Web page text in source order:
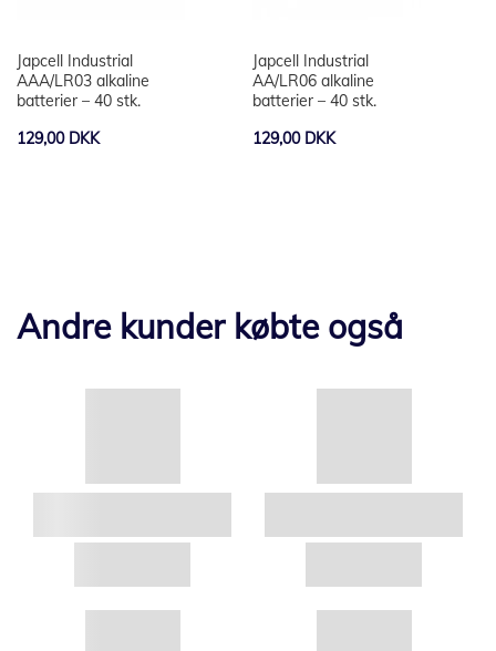
Japcell Industrial
AAA/LR03 alkaline
batterier – 40 stk.
129,00 DKK
Japcell Industrial
AA/LR06 alkaline
batterier – 40 stk.
129,00 DKK
Andre kunder købte også